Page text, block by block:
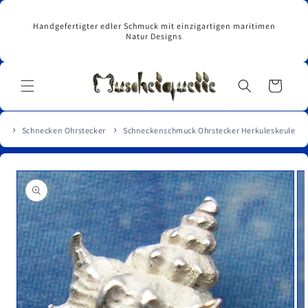
Inhalt
Handgefertigter edler Schmuck mit einzigartigen maritimen
Natur Designs
Warenkorb
Schnecken Ohrstecker Schneckenschmuck Ohrstecker Herkuleskeule